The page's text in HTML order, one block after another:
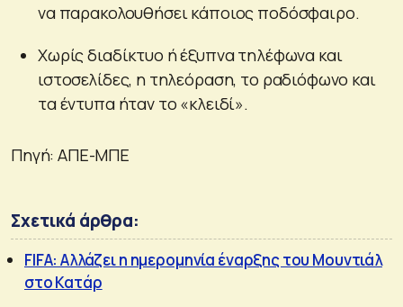
να παρακολουθήσει κάποιος ποδόσφαιρο.
Χωρίς διαδίκτυο ή έξυπνα τηλέφωνα και
ιστοσελίδες, η τηλεόραση, το ραδιόφωνο και
τα έντυπα ήταν το «κλειδί».
Πηγή: ΑΠΕ-ΜΠΕ
Σχετικά άρθρα:
FIFA: Αλλάζει η ημερομηνία έναρξης του Μουντιάλ
στο Κατάρ